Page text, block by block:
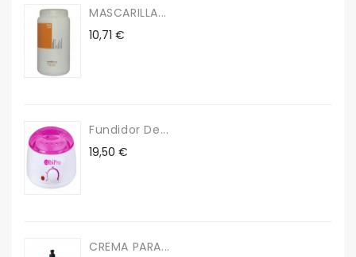
MASCARILLA...
Precio
10,71 €
Fundidor De...
Precio
19,50 €
CREMA PARA...